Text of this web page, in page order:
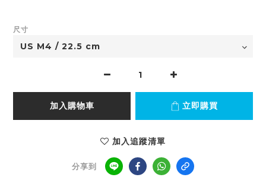
尺寸
加入購物車 立即購買
加入追蹤清單
分享到